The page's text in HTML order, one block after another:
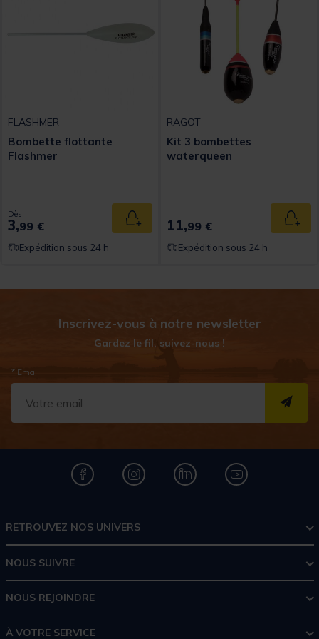
FLASHMER
Bombette flottante
Flashmer
Dès
3,99 € Ajouter au panier
Expédition sous 24 h
RAGOT
Kit 3 bombettes
waterqueen
11,99 €
Expédition sous 24 h
Inscrivez-vous à notre newsletter
Gardez le fil, suivez-nous !
* Email
RETROUVEZ NOS UNIVERS
NOUS SUIVRE
NOUS REJOINDRE
À VOTRE SERVICE